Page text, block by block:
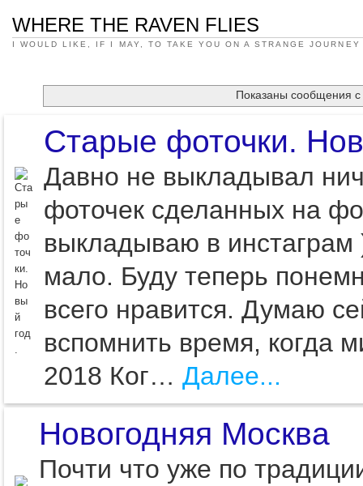
WHERE THE RAVEN FLIES
I WOULD LIKE, IF I MAY, TO TAKE YOU ON A STRANGE JOURNEY
Показаны сообщения
Старые фоточки.
Давно не выкладывал
фоточек сделанных на
выкладываю в инстаграм
мало. Буду теперь
всего нравится. Думаю
вспомнить время, когда
2018 Ког… Далее...
Новогодняя Москва
Почти что уже по